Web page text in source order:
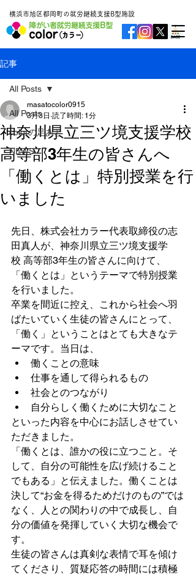
横浜市旭区都岡町の就労継続支援B型施設
記事
All Posts
colorの足あと
NEWS
All Posts
神奈川県立三ツ境支援学校
高等部3年生の皆さんへ
「働くとは」特別授業を行
いました
masatocolor0915
3月3日 読了時間: 1分
先日、株式会社カラー代表取締役の志
田真人が、神奈川県立三ツ境支援学
校 高等部3年生の皆さんに向けて、
「働くとは」というテーマで特別授業
を行いました。
卒業を間近に控え、これから社会へ羽
ばたいていく生徒の皆さんにとって、
「働く」ということはとても大きなテ
ーマです。当日は、
働くことの意味
仕事を通して得られるもの
社会とのつながり
自分らしく働くために大切なこと
といった内容を中心にお話しさせてい
ただきました。
「働くとは、誰かの役に立つこと。そ
して、自分の可能性を広げ続けること
でもある」と伝えました。働くことは
決して“お金を得るためだけのもの”では
なく、人との関わりの中で成長し、自
分の価値を発揮していく大切な機会で
す。
生徒の皆さんは真剣な表情で耳を傾け
てくださり、質疑応答の時間には積極